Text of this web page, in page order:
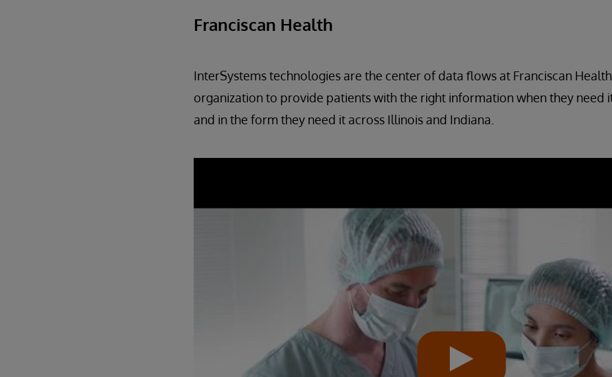
Franciscan Health
InterSystems technologies are the center of data flows at Franciscan
organization to provide patients with the right information when they need
and in the form they need it across Illinois and Indiana.